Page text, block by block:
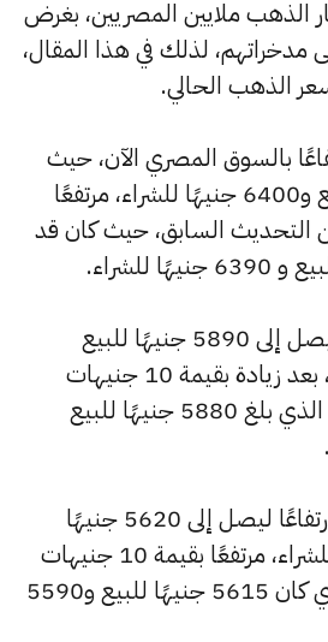
الذهب ملايين المصريين، بغرض
مدخراتهم، لذلك في هذا المقال،
الذهب الحالي.
عيار 24 ارتفاعًا بالسوق المصري الآن، حيث
بلغ 6425 جنيهًا للبيع و6400 جنيهًا للشراء، مرتفعًا
عن التحديث السابق، حيث كان قد
وارتفع سعر عيار 22 ليصل إلى 5890 جنيهًا للبيع
و5865 جنيهًا للشراء، بعد زيادة بقيمة 10 جنيهات
مقارنة بالسعر السابق الذي بلغ 5880 جنيهًا للبيع
وسجل سعر عيار 21 ارتفاعًا ليصل إلى 5620 جنيهًا
للبيع و5600 جنيهًا للشراء، مرتفعًا بقيمة 10 جنيهات
عن السعر السابق الذي كان 5615 جنيهًا للبيع و5590